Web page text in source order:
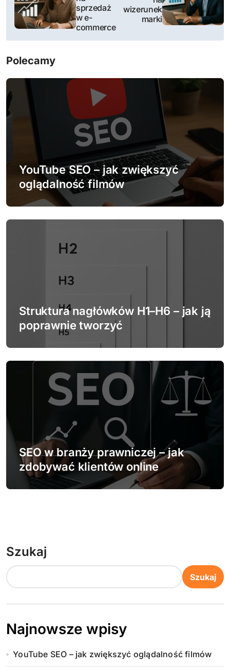
w
i
g
a
c
j
i
s
sprzedaż
w e-
commerce
wizerunek
marki
Polecamy
YouTube SEO – jak zwiększyć
oglądalność filmów
Struktura nagłówków H1–H6 – jak ją
poprawnie tworzyć
SEO w branży prawniczej – jak
zdobywać klientów online
Szukaj
Szukaj
Najnowsze wpisy
YouTube SEO – jak zwiększyć oglądalność filmów